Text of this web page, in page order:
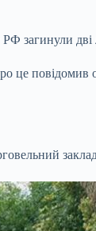
загинули
це